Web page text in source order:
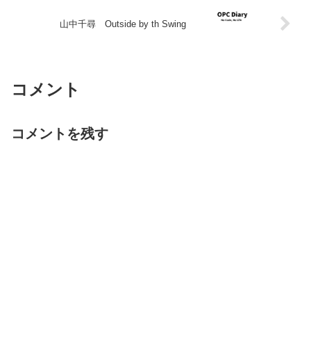
山中千尋 Outside by th Swing
コメント
コメントを残す